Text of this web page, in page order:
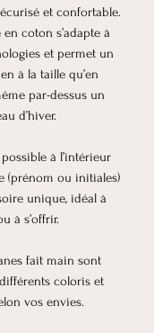
et confortable.
coton s’adapte à
et permet un
à la taille qu’en
par-dessus un
d’hiver.
à l’intérieur
(prénom ou initiales)
unique, idéal à
à s’offrir.
fait main sont
coloris et
vos envies.